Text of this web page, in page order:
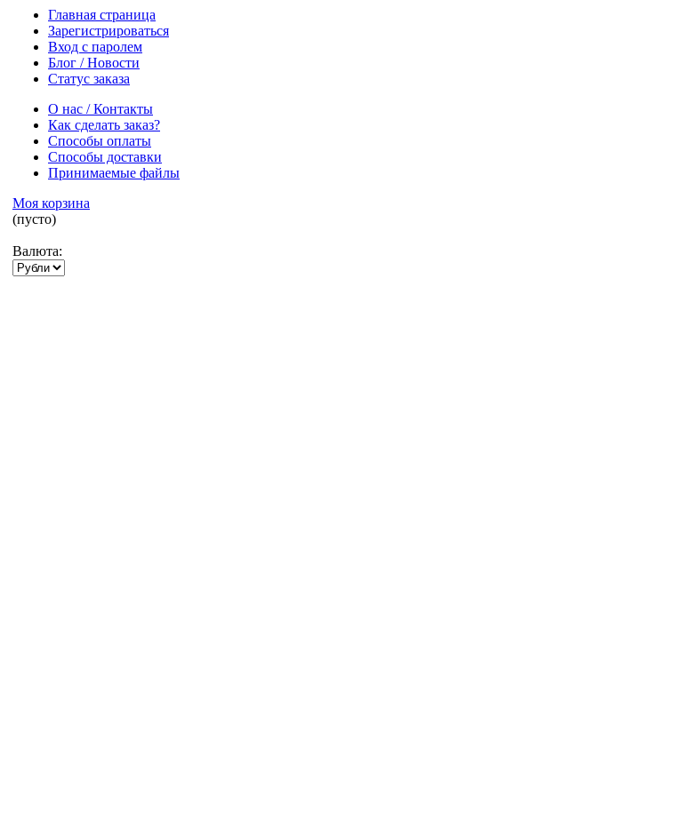
Главная страница
Зарегистрироваться
Вход с паролем
Блог / Новости
Статус заказа
О нас / Контакты
Как сделать заказ?
Способы оплаты
Способы доставки
Принимаемые файлы
Моя корзина
(пусто)
Валюта: